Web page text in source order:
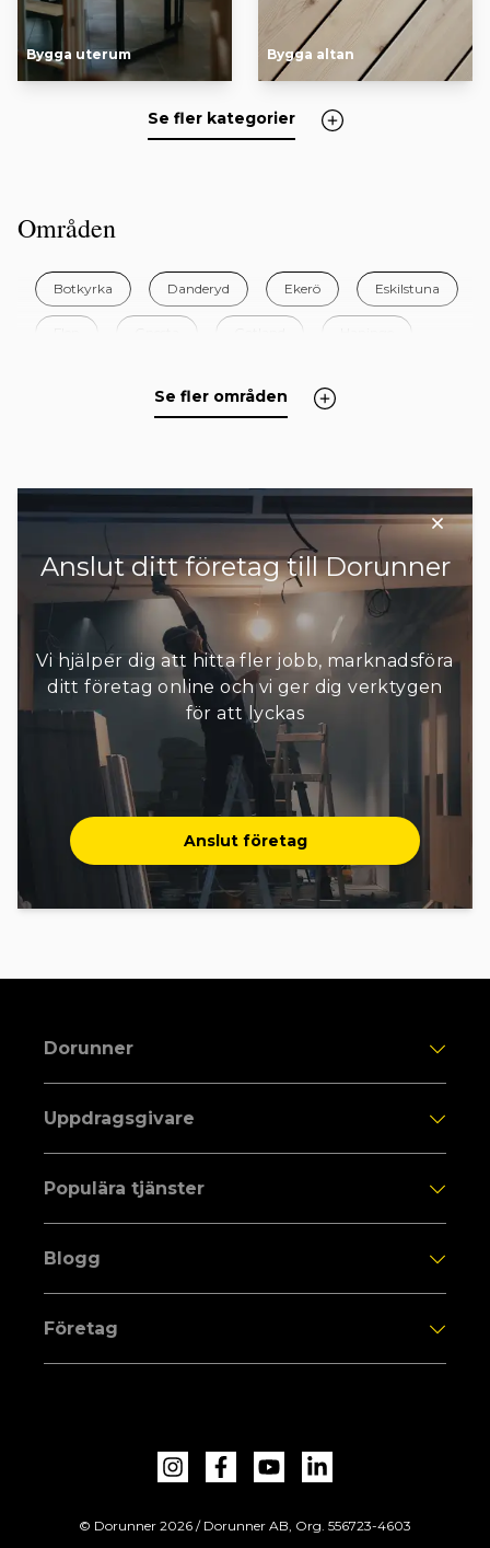
Bygga uterum Bygga altan
Se fler kategorier
Områden
Botkyrka Danderyd Ekerö Eskilstuna
Norrtälje Nykvarn
Se fler områden
Anslut ditt företag till Dorunner
Vi hjälper dig att hitta fler jobb, marknadsföra
ditt företag online och vi ger dig verktygen
för att lyckas
Anslut företag
Dorunner
Uppdragsgivare
Populära tjänster
Blogg
Företag
© Dorunner 2026 / Dorunner AB, Org. 556723-4603